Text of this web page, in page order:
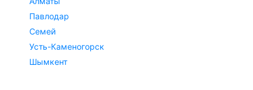
Павлодар
Семей
Усть-Каменогорск
Шымкент